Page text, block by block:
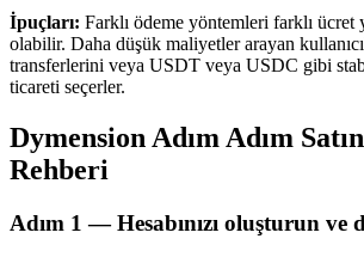
Otomatik Yatırım
Uzun vadeli kâr ve esnek çıkarlar elde
İpuçları: Farklı ödeme yöntemleri farklı ücret
olabilir. Daha düşük maliyetler arayan
transferlerini veya USDT veya USDC gibi
ticareti seçerler.
Dymension Adım Adım
Rehberi
Adım 1 —Hesabınızı oluşturun ve